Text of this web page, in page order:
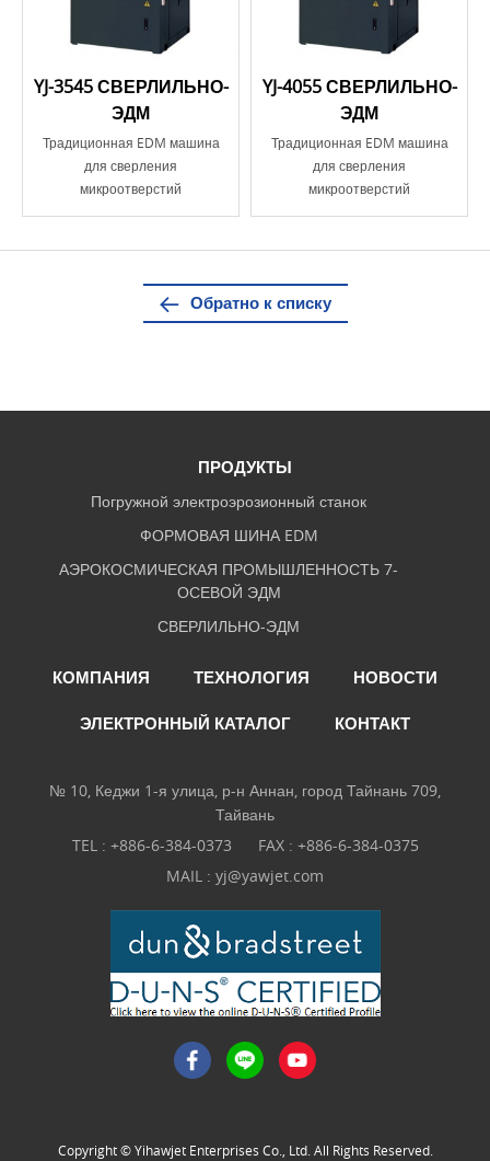
YJ-3545 СВЕРЛИЛЬНО-
ЭДМ
Традиционная EDM машина
для сверления
микроотверстий
YJ-4055 СВЕРЛИЛЬНО-
ЭДМ
Традиционная EDM машина
для сверления
микроотверстий
Обратно к списку
ПРОДУКТЫ
Погружной электроэрозионный станок
ФОРМОВАЯ ШИНА EDM
АЭРОКОСМИЧЕСКАЯ ПРОМЫШЛЕННОСТЬ 7-
ОСЕВОЙ ЭДМ
СВЕРЛИЛЬНО-ЭДМ
КОМПАНИЯ ТЕХНОЛОГИЯ НОВОСТИ
ЭЛЕКТРОННЫЙ КАТАЛОГ КОНТАКТ
№ 10, Кеджи 1-я улица, р-н Аннан, город Тайнань 709,
Тайвань
TEL : +886-6-384-0373
FAX : +886-6-384-0375
MAIL : yj@yawjet.com
Copyright © Yihawjet Enterprises Co., Ltd. All Rights Reserved.